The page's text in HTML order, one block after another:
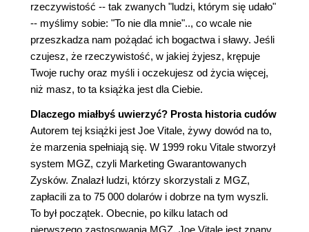
rzeczywistość -- tak zwanych "ludzi, którym się udało"
-- myślimy sobie: "To nie dla mnie".., co wcale nie
przeszkadza nam pożądać ich bogactwa i sławy. Jeśli
czujesz, że rzeczywistość, w jakiej żyjesz, krępuje
Twoje ruchy oraz myśli i oczekujesz od życia więcej,
niż masz, to ta książka jest dla Ciebie.
Dlaczego miałbyś uwierzyć? Prosta historia cudów
Autorem tej książki jest Joe Vitale, żywy dowód na to,
że marzenia spełniają się. W 1999 roku Vitale stworzył
system MGZ, czyli Marketing Gwarantowanych
Zysków. Znalazł ludzi, którzy skorzystali z MGZ,
zapłacili za to 75 000 dolarów i dobrze na tym wyszli.
To był początek. Obecnie, po kilku latach od